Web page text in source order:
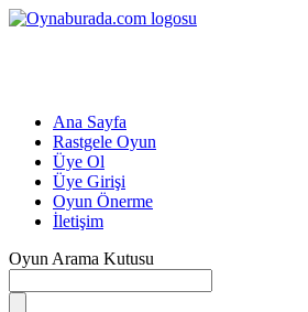
Ana Sayfa
Rastgele Oyun
Üye Ol
Üye Girişi
Oyun Önerme
İletişim
Oyun Arama Kutusu